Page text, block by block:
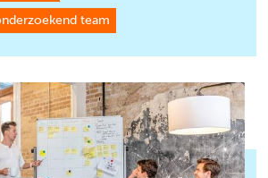
team